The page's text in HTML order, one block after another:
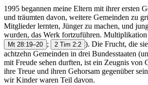
1995 begannen meine Eltern mit ihrer ersten
und träumten davon, weitere Gemeinden zu
Mitglieder lernten, Jünger zu machen, und
wurden, das Werk fortzuführen.
Mt 28:19–20 ; 2 Tim 2:2 ). Die Frucht, die
achtzehn Gemeinden in drei Bundesstaaten
mit Freude sehen durften, ist ein Zeugnis von
ihre Treue und ihren Gehorsam gegenüber
wir Kinder waren Teil davon.